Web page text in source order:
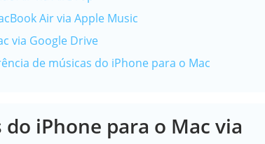
Air via Apple Music
via Google Drive
de músicas do iPhone para o Mac
iPhone para o Mac via